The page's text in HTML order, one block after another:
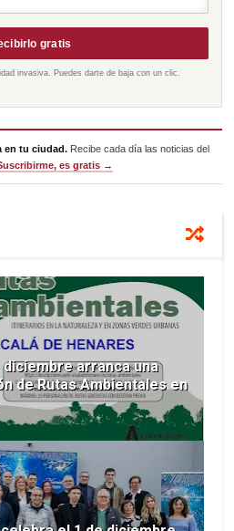
gratis
invasiva. Puedes darte de baja con un clic.
en tu ciudad. Recibe cada día las noticias del
es gratis →
diciembre arranca una
de Rutas Ambientales en